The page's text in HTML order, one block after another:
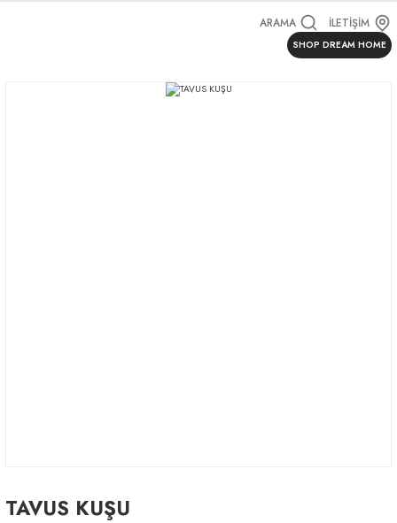
ARAMA İLETİŞİM
SHOP DREAM HOME
TAVUS KUŞU